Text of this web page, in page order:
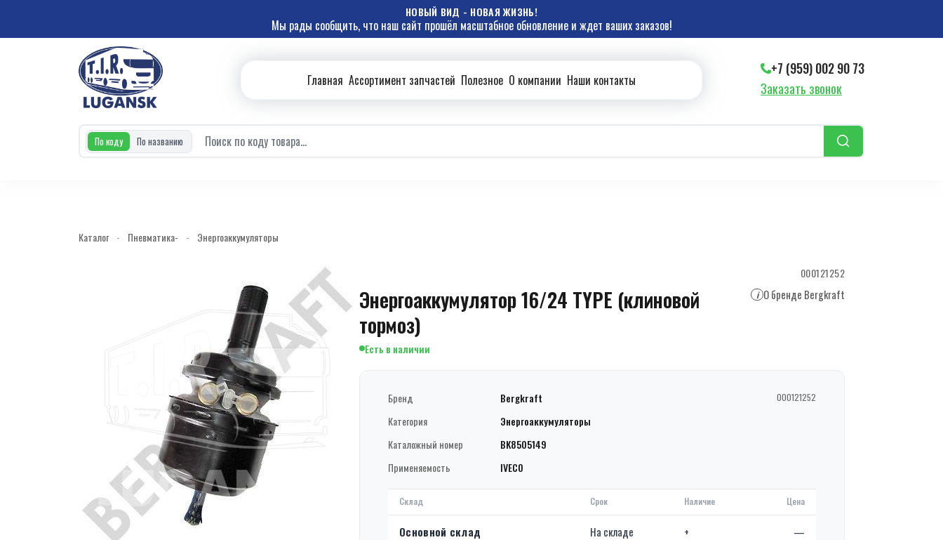
НОВЫЙ ВИД - НОВАЯ ЖИЗНЬ!
Мы рады сообщить, что наш сайт прошёл масштабное обновление и ждет ваших заказов!
Главная Ассортимент запчастей Полезное О компании Наши контакты
+7 (959) 002 90 73
Заказать звонок
По коду По названию
Каталог - Пневматика- - Энергоаккумуляторы
000121252
Энергоаккумулятор 16/24 TYPE (клиновой
тормоз)
i О бренде Bergkraft
Есть в наличии
Бренд Bergkraft 000121252
Категория
Энергоаккумуляторы
Каталожный номер
BK8505149
Применяемость
IVECO
Склад Срок Наличие Цена
Основной склад На складе + —